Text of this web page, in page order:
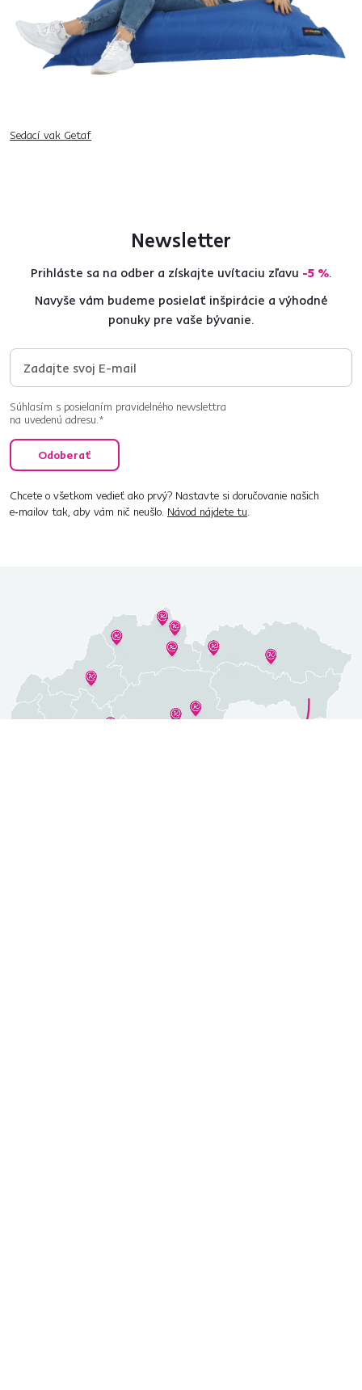
Sedací vak Getaf
Newsletter
Prihláste sa na odber a získajte uvítaciu zľavu -5 %.
Navyše vám budeme posielať inšpirácie a výhodné
ponuky pre vaše bývanie.
Súhlasím s posielaním pravidelného newslettra
na uvedenú adresu.*
Odoberať
Chcete o všetkom vedieť ako prvý? Nastavte si doručovanie našich
e‑mailov tak, aby vám nič neušlo. Návod nájdete tu.